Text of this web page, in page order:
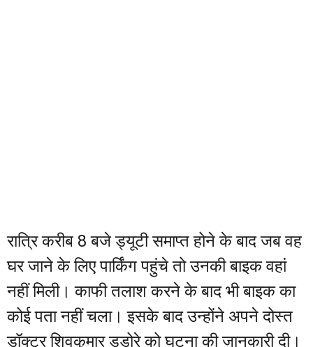
रात्रि करीब 8 बजे ड्यूटी समाप्त होने के बाद जब वह
घर जाने के लिए पार्किंग पहुंचे तो उनकी बाइक वहां
नहीं मिली। काफी तलाश करने के बाद भी बाइक का
कोई पता नहीं चला। इसके बाद उन्होंने अपने दोस्त
डॉक्टर शिवकुमार डडोरे को घटना की जानकारी दी।